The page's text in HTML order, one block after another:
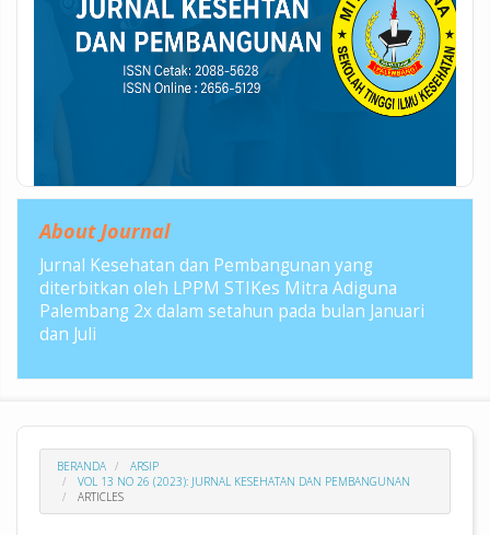
About Journal
Jurnal Kesehatan dan Pembangunan yang
diterbitkan oleh LPPM STIKes Mitra Adiguna
Palembang 2x dalam setahun pada bulan Januari
dan Juli
BERANDA
ARSIP
VOL 13 NO 26 (2023): JURNAL KESEHATAN DAN PEMBANGUNAN
ARTICLES